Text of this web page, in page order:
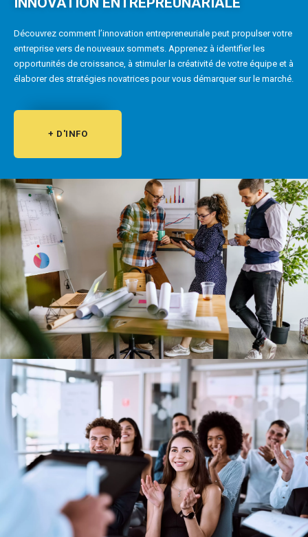
Découvrez comment l’innovation entrepreneuriale peut propulser votre
entreprise vers de nouveaux sommets. Apprenez à identifier les
opportunités de croissance, à stimuler la créativité de votre équipe et à
élaborer des stratégies novatrices pour vous démarquer sur le marché.
+ D'INFO